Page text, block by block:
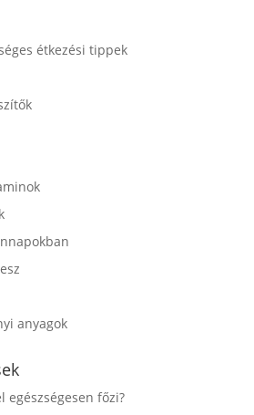
étkezési tippek
anyagok
egészségesen főzi?